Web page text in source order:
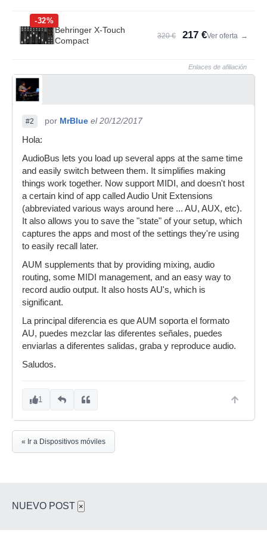
-32%
Behringer X-Touch
Compact
320 € 217 €Ver oferta →
Enlaces de afiliación
#2 por MrBlue el 20/12/2017
Hola:
AudioBus lets you load up several apps at the same time
and easily switch between them. It simplifies making
things work together. Now support MIDI, and doesn't host
a certain kind of app called Audio Unit Extensions
(abbreviated various ways around here ... AU, AUX, etc).
It also allows you to save the "state" of your setup, which
captures the apps and most of the settings they're using
to easily recall later.
AUM supplements that by providing mixing, audio
routing, some MIDI management, and an easy way to
record audio output. It also hosts AU's, which is
significant.
La principal diferencia es que AUM soporta el formato
AU, puedes mezclar las diferentes señales, puedes
enviarlas a diferentes salidas, graba y reproduce audio.
Saludos.
1
« Ir a Dispositivos móviles
NUEVO POST ×